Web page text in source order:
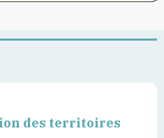
des territoires